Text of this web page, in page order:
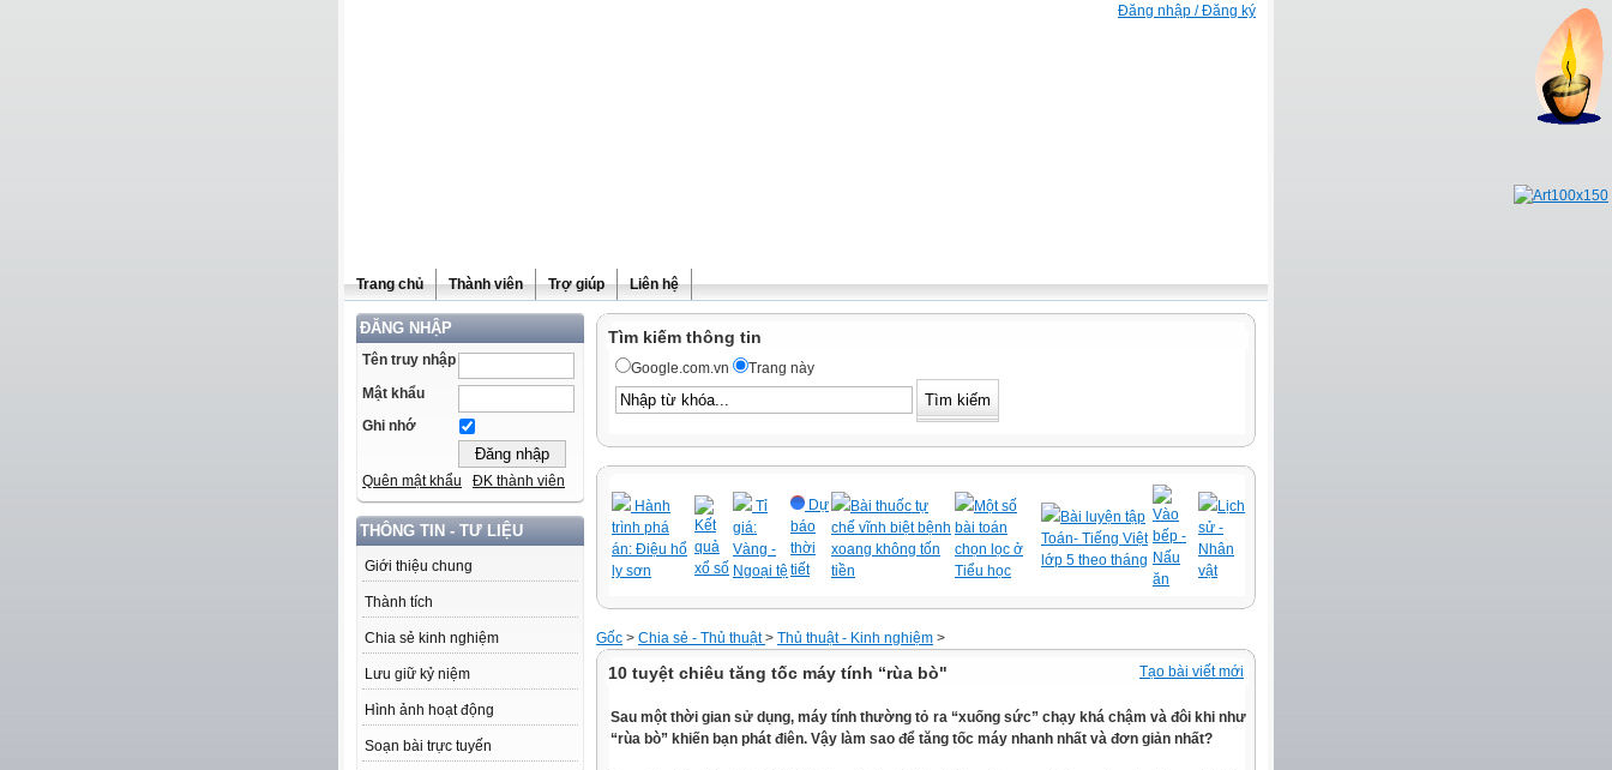
Đăng nhập / Đăng ký
Trang chủ Thành viên Trợ giúp Liên hệ
ĐĂNG NHẬP
Tên truy nhập
Mật khẩu
Ghi nhớ
Quên mật khẩu ĐK thành viên
THÔNG TIN - TƯ LIỆU
Giới thiệu chung
Thành tích
Chia sẻ kinh nghiệm
Lưu giữ kỷ niệm
Hình ảnh hoạt động
Soạn bài trực tuyến
Tìm kiếm thông tin
Google.com.vn Trang này
Hành
trình phá
án: Điệu hổ
ly sơn
Kết
quả
xổ số
Tỉ
giá:
Vàng -
Ngoại tệ
Dự
báo
thời
tiết
Bài thuốc tự
chế vĩnh biệt bệnh
xoang không tốn
tiền
Một số
bài toán
chọn lọc ở
Tiểu học
Bài luyện tập
Toán- Tiếng Việt
lớp 5 theo tháng
Vào
bếp -
Nấu
ăn
Lịch
sử -
Nhân
vật
Gốc > Chia sẻ - Thủ thuật> Thủ thuật - Kinh nghiệm >
Tạo bài viết mới
10 tuyệt chiêu tăng tốc máy tính “rùa bò"
Sau một thời gian sử dụng, máy tính thường tỏ ra “xuống sức” chạy khá chậm và đôi khi như
“rùa bò” khiến bạn phát điên. Vậy làm sao để tăng tốc máy nhanh nhất và đơn giản nhất?